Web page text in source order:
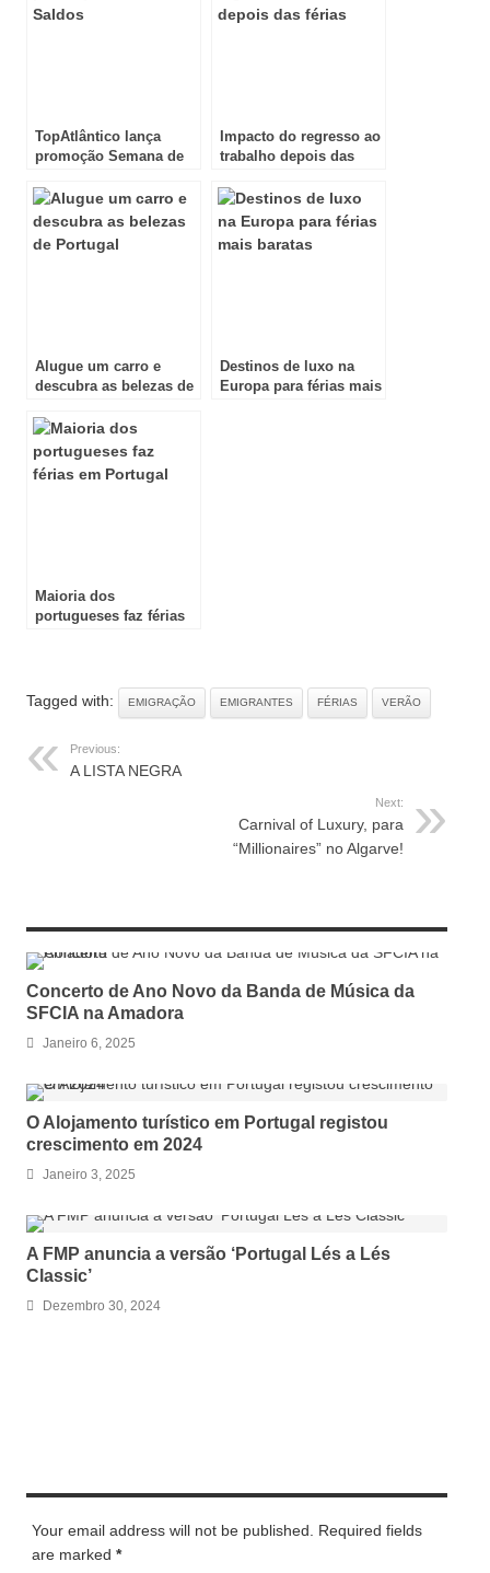
TopAtlântico lança
promoção Semana de
Impacto do regresso ao
trabalho depois das
Alugue um carro e
descubra as belezas de
Destinos de luxo na
Europa para férias mais
Maioria dos
portugueses faz férias
Tagged with: EMIGRAÇÃO EMIGRANTES FÉRIAS VERÃO
Previous:
A LISTA NEGRA
Next:
Carnival of Luxury, para
“Millionaires” no Algarve!
Concerto de Ano Novo da Banda de Música da
SFCIA na Amadora
Janeiro 6, 2025
O Alojamento turístico em Portugal registou
crescimento em 2024
Janeiro 3, 2025
A FMP anuncia a versão ‘Portugal Lés a Lés
Classic’
Dezembro 30, 2024
Your email address will not be published. Required fields
are marked *